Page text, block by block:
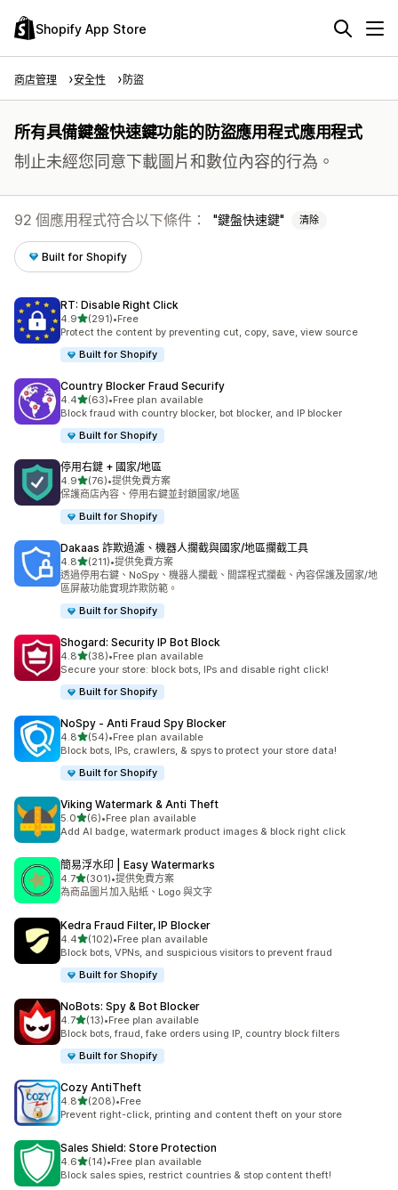
Shopify App Store
商店管理 安全性 防盜
所有具備鍵盤快速鍵功能的防盜應用程式應用程式
制止未經您同意下載圖片和數位內容的行為。
92 個應用程式符合以下條件： 鍵盤快速鍵 清除
Built for Shopify
RT: Disable Right Click
4.9滿分 5 顆星
(291)
共有 291 則評價
•Free
Protect the content by preventing cut, copy, save, view source
Built for Shopify
Country Blocker Fraud Securify
4.4滿分 5 顆星
(63)
共有 63 則評價
•Free plan available
Block fraud with country blocker, bot blocker, and IP blocker
Built for Shopify
停用右鍵 + 國家/地區
4.9滿分 5 顆星
(76)
共有 76 則評價
•提供免費方案
保護商店內容、停用右鍵並封鎖國家/地區
Built for Shopify
Dakaas 詐欺過濾、機器人攔截與國家/地區攔截工具
4.8滿分 5 顆星
(211)
共有 211 則評價
•提供免費方案
透過停用右鍵、NoSpy、機器人攔截、間諜程式攔截、內容保護及國家/地
區屏蔽功能實現詐欺防範。
Built for Shopify
Shogard: Security IP Bot Block
4.8滿分 5 顆星
(38)
共有 38 則評價
•Free plan available
Secure your store: block bots, IPs and disable right click!
Built for Shopify
NoSpy ‑ Anti Fraud Spy Blocker
4.8滿分 5 顆星
(54)
共有 54 則評價
•Free plan available
Block bots, IPs, crawlers, & spys to protect your store data!
Built for Shopify
Viking Watermark & Anti Theft
5.0滿分 5 顆星
(6)
共有 6 則評價
•Free plan available
Add AI badge, watermark product images & block right click
簡易浮水印 | Easy Watermarks
4.7滿分 5 顆星
(301)
共有 301 則評價
•提供免費方案
為商品圖片加入貼紙、Logo 與文字
Kedra Fraud Filter, IP Blocker
4.4滿分 5 顆星
(102)
共有 102 則評價
•Free plan available
Block bots, VPNs, and suspicious visitors to prevent fraud
Built for Shopify
NoBots: Spy & Bot Blocker
4.7滿分 5 顆星
(13)
共有 13 則評價
•Free plan available
Block bots, fraud, fake orders using IP, country block filters
Built for Shopify
Cozy AntiTheft
4.8滿分 5 顆星
(208)
共有 208 則評價
•Free
Prevent right-click, printing and content theft on your store
Sales Shield: Store Protection
4.6滿分 5 顆星
(14)
共有 14 則評價
•Free plan available
Block sales spies, restrict countries & stop content theft!